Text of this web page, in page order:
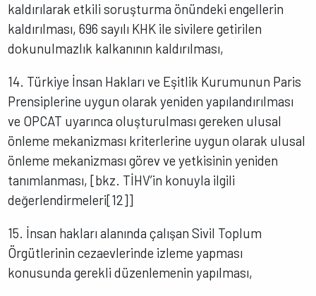
kaldırılarak etkili soruşturma önündeki engellerin
kaldırılması, 696 sayılı KHK ile sivilere getirilen
dokunulmazlık kalkanının kaldırılması,
14. Türkiye İnsan Hakları ve Eşitlik Kurumunun Paris
Prensiplerine uygun olarak yeniden yapılandırılması
ve OPCAT uyarınca oluşturulması gereken ulusal
önleme mekanizması kriterlerine uygun olarak ulusal
önleme mekanizması görev ve yetkisinin yeniden
tanımlanması, [bkz. TİHV’in konuyla ilgili
değerlendirmeleri[12]]
15. İnsan hakları alanında çalışan Sivil Toplum
Örgütlerinin cezaevlerinde izleme yapması
konusunda gerekli düzenlemenin yapılması,